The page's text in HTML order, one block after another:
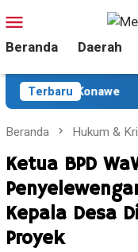
ke
kontenMobile
Beranda Daerah
Terbaru
81 di Konawe
Beranda Hukum &
Ketua BPD
Kepala Desa
Proyek